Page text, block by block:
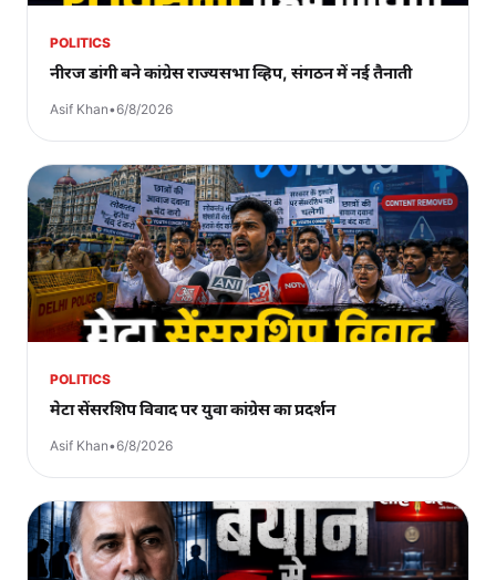
POLITICS
नीरज डांगी बने कांग्रेस राज्यसभा व्हिप, संगठन में नई तैनाती
Asif Khan•6/8/2026
POLITICS
मेटा सेंसरशिप विवाद पर युवा कांग्रेस का प्रदर्शन
Asif Khan•6/8/2026